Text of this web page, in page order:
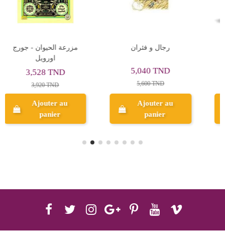
الاصابع المتحركة - اجاتا
28,350 TND
31,500 TND
Ajouter au
السيدة الشقراء - موريس
Ajouter au